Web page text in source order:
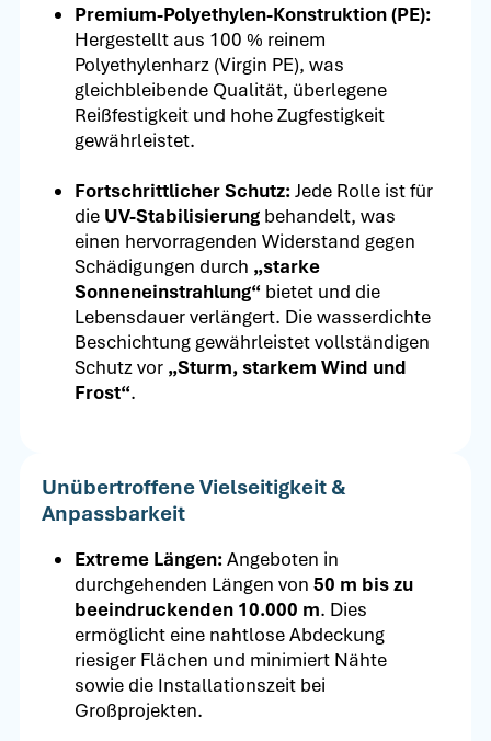
Premium-Polyethylen-Konstruktion (PE):
Hergestellt aus 100 % reinem
Polyethylenharz (Virgin PE), was
gleichbleibende Qualität, überlegene
Reißfestigkeit und hohe Zugfestigkeit
gewährleistet.
Fortschrittlicher Schutz:Jede Rolle ist für
die UV-Stabilisierung behandelt, was
einen hervorragenden Widerstand gegen
Schädigungen durch „starke
Sonneneinstrahlung“ bietet und die
Lebensdauer verlängert. Die wasserdichte
Beschichtung gewährleistet vollständigen
Schutz vor „Sturm, starkem Wind und
Frost“.
Unübertroffene Vielseitigkeit &
Anpassbarkeit
Extreme Längen:Angeboten in
durchgehenden Längen von 50 m bis zu
beeindruckenden 10.000 m. Dies
ermöglicht eine nahtlose Abdeckung
riesiger Flächen und minimiert Nähte
sowie die Installationszeit bei
Großprojekten.